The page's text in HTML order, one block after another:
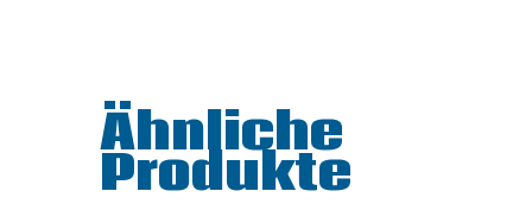
Ähnliche
Produkte